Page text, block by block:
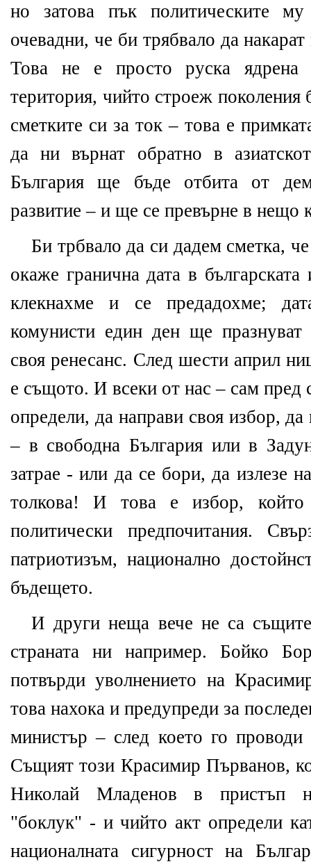
но затова пък политическите
очевадни, че би трябвало да
Това не е просто руска ядрена
територия, чийто строеж поколения
сметките си за ток – това е
да ни върнат обратно в
България ще бъде отбита от
развитие – и ще се превърне в нещо
Би трбвало да си дадем сметка,
окаже гранична дата в българската
клекнахме и се предадохме;
комунисти един ден ще празнуват
своя ренесанс. След шести април
е същото. И всеки от нас – сам пред
определи, да направи своя избор,
– в свободна България или в
затрае - или да се бори, да излезе
толкова! И това е избор,
политически предпочитания.
патриотизъм, национално
бъдещето.
И други неща вече не са
страната ни например. Бойко
потвърди уволнението на
това нахока и предупреди за
министър – след което го
Същият този Красимир Първанов,
Николай Младенов в пристъп
"боклук" - и чийто акт определи
националната сигурност на